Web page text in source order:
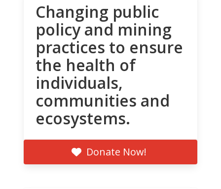
Changing public
policy and mining
practices to ensure
the health of
individuals,
communities and
ecosystems.
Donate Now!